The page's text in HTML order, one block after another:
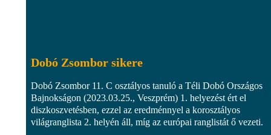
Dobó Zsombor sikere
Dobó Zsombor 11. C osztályos tanuló a Téli Dobó Országos
Bajnokságon (2023.03.25., Veszprém) 1. helyezést ért el
diszkoszvetésben, ezzel az eredménnyel a korosztályos
világranglista 2. helyén áll, míg az európai ranglistát ő vezeti.